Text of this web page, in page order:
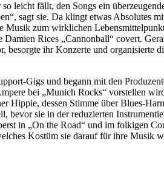
leicht fällt, den Songs ein
sagt sie. Da klingt etwas Absolutes
zum wirklichen
Rices „Cannonball“ covert.
ihr Konzerte und organisierte
Gigs und begann mit den
bei „Munich Rocks“ vorstellen
Hippie, dessen Stimme über Blues-
sie in der reduzierten
in „On the Road“ und im folkigen
Kostüm sie darauf für ihre